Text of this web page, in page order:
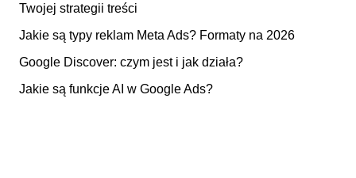
Twojej strategii treści
Jakie są typy reklam Meta Ads? Formaty na 2026
Google Discover: czym jest i jak działa?
Jakie są funkcje AI w Google Ads?